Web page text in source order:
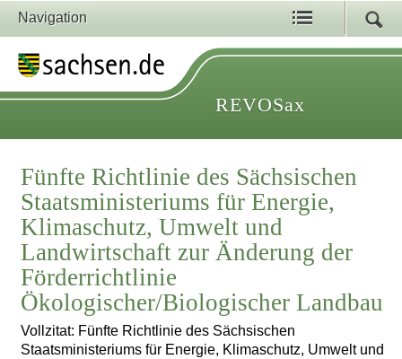
Navigation
REVOSax
Fünfte Richtlinie des Sächsischen
Staatsministeriums für Energie,
Klimaschutz, Umwelt und
Landwirtschaft zur Änderung der
Förderrichtlinie
Ökologischer/Biologischer Landbau
Vollzitat: Fünfte Richtlinie des Sächsischen
Staatsministeriums für Energie, Klimaschutz, Umwelt und